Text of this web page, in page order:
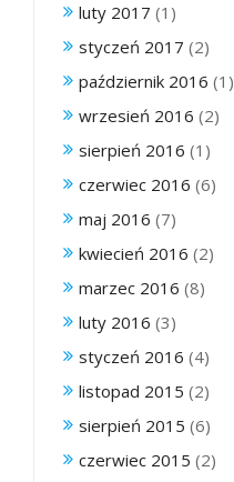
luty 2017 (1)
styczeń 2017 (2)
październik 2016 (1)
wrzesień 2016 (2)
sierpień 2016 (1)
czerwiec 2016 (6)
maj 2016 (7)
kwiecień 2016 (2)
marzec 2016 (8)
luty 2016 (3)
styczeń 2016 (4)
listopad 2015 (2)
sierpień 2015 (6)
czerwiec 2015 (2)